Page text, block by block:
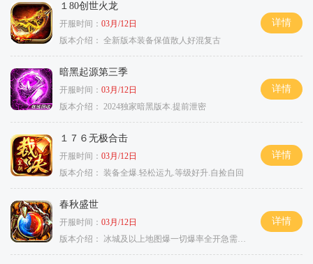
１80创世火龙
开服时间： 03月/12日
版本介绍： 全新版本装备保值散人好混复古
详情
暗黑起源第三季
开服时间： 03月/12日
版本介绍： 2024独家暗黑版本.提前泄密
详情
１７６无极合击
开服时间： 03月/12日
版本介绍： 装备全爆.轻松运九.等级好升.自捡自回
详情
春秋盛世
开服时间： 03月/12日
版本介绍：
冰城及以上地图爆一切爆率全开急需材料
详情